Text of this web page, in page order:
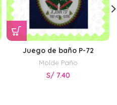
Juego de baño P-72
Molde Paño
S/7.40